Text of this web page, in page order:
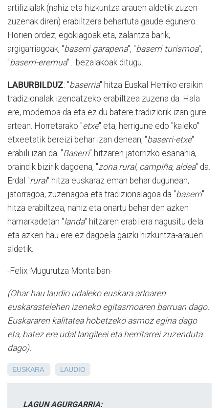
artifizialak (nahiz eta hizkuntza arauen aldetik zuzen-
zuzenak diren) erabiltzera behartuta gaude egunero.
Horien ordez, egokiagoak eta, zalantza barik,
argigarriagoak, "baserri-garapena", "baserri-turismoa",
"baserri-eremua"... bezalakoak ditugu.
LABURBILDUZ: "baserria" hitza Euskal Herriko eraikin
tradizionalak izendatzeko erabiltzea zuzena da. Hala
ere, modernoa da eta ez du batere tradiziorik izan gure
artean. Horretarako "etxe" eta, herrigune edo "kaleko"
etxeetatik bereizi behar izan denean, "baserri-etxe"
erabili izan da. "Baserri" hitzaren jatorrizko esanahia,
oraindik bizirik dagoena, "zona rural, campiña, aldea" da.
Erdal "rural" hitza euskaraz eman behar dugunean,
jatorragoa, zuzenagoa eta tradizionalagoa da "baserri"
hitza erabiltzea, nahiz eta onartu behar den azken
hamarkadetan "landa" hitzaren erabilera nagusitu dela
eta azken hau ere ez dagoela gaizki hizkuntza-arauen
aldetik.
-Felix Mugurutza Montalban-
(Ohar hau laudio udaleko euskara arloaren
euskarastelehen izeneko egitasmoaren barruan dago.
Euskararen kalitatea hobetzeko asmoz egina dago
eta, batez ere udal langileei eta herritarrei zuzenduta
dago).
EUSKARA LAUDIO
LAGUN AGURGARRIA: